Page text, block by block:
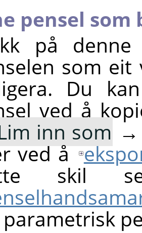
pensel som
på
som
Du
ved å
inn som
ved å
skil